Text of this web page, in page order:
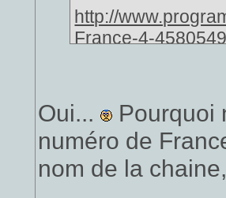
http://
France-4-
Et tout ça pour
bouquet
France info et la
doute pas que
24/24 j'ai des
Oui...
Pourquoi
numéro de
nom de la